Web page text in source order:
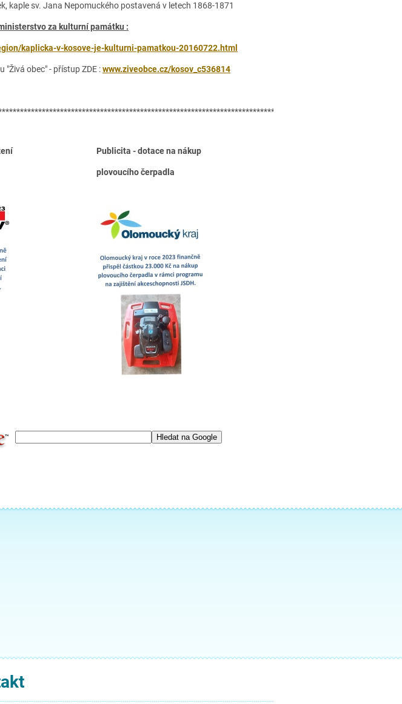
kaple sv. Jana Nepomuckého postavená v letech 1868-1871
za kulturní památku :
kaplicka-v-kosove-je-kulturni-pamatkou-20160722.html
"Živá obec" - přístup ZDE :www.ziveobce.cz/kosov_c536814
pořízení Publicita - dotace na nákup
plovoucího čerpadla